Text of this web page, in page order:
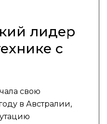
лидер
с
свою
в Австралии,